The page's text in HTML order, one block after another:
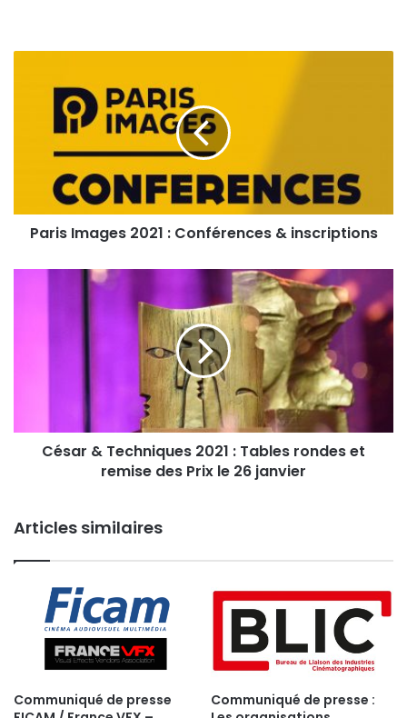
Conférences
inscriptions
Paris Images 2021 : Conférences & inscriptions
remise
janvier
César & Techniques 2021 : Tables rondes et
remise des Prix le 26 janvier
Articles similaires
Communiqué de presse
Communiqué de presse :